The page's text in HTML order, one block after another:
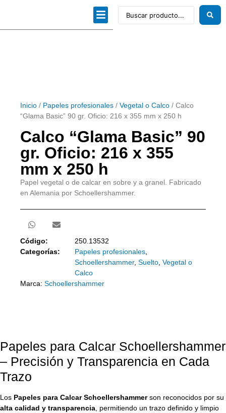
Inicio / Papeles profesionales / Vegetal o Calco / Calco
“Glama Basic” 90 gr. Oficio: 216 x 355 mm x 250 h
Calco “Glama Basic” 90
gr. Oficio: 216 x 355
mm x 250 h
Papel vegetal o de calcar en sobre y a granel. Fabricado
en Alemania por Schoellershammer.
Código:
250.13532
Categorías:
Papeles profesionales,
Schoellershammer, Suelto, Vegetal o
Calco
Marca: Schoellershammer
Papeles para Calcar Schoellershammer
– Precisión y Transparencia en Cada
Trazo
Los Papeles para Calcar Schoellershammerson reconocidos por su
alta calidad y transparencia, permitiendo un trazo definido y limpio